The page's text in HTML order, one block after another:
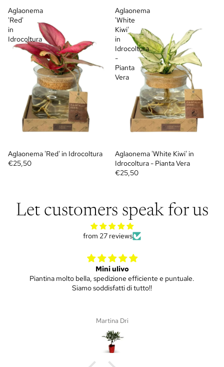
Aglaonema
'Red'
in
Idrocoltura
Aglaonema 'Red' in Idrocoltura
€25,50
Aglaonema
'White
Kiwi'
in
Idrocoltura
-
Pianta
Vera
Aglaonema 'White Kiwi' in
Idrocoltura - Pianta Vera
€25,50
Let customers speak for us
from 27 reviews
Mini ulivo
Piantina molto bella, spedizione efficiente e puntuale.
Siamo soddisfatti di tutto!!
Martina Dri